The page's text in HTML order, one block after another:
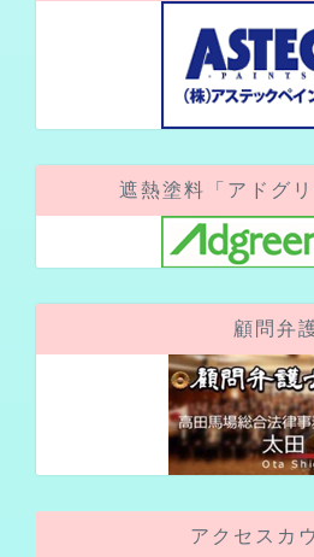
遮熱塗料「アドグ
顧問弁
アクセスカ